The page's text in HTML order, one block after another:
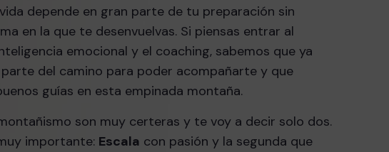
depende en gran parte de tu preparación sin
en la que te desenvuelvas. Si piensas entrar al
emocional y el coaching, sabemos que ya
del camino para poder acompañarte y que
guías en esta empinada montaña.
son muy certeras y te voy a decir solo dos.
importante: Escala con pasión y la segunda que